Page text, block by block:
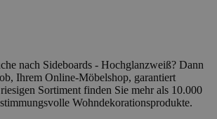
nach Sideboards - Hochglanzweiß? Dann
Ihrem Online-Möbelshop, garantiert
Sortiment finden Sie mehr als 10.000
Wohndekorationsprodukte.